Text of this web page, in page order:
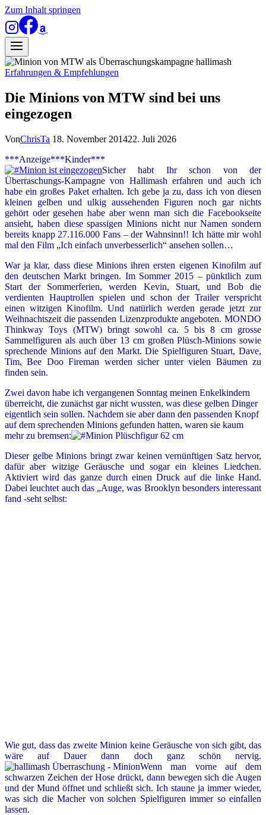
Zum Inhalt springen
Erfahrungen & Empfehlungen
Die Minions von MTW sind bei uns
eingezogen
VonChrisTa 18. November 201422. Juli 2026
***Anzeige***Kinder***
Sicher habt Ihr schon von der
Überraschungs-Kampagne von Hallimash erfahren und auch ich
habe ein großes Paket erhalten. Ich gebe ja zu, dass ich von diesen
kleinen gelben und ulkig aussehenden Figuren noch gar nichts
gehört oder gesehen habe aber wenn man sich die Facebookseite
ansieht, haben diese spassigen Minions nicht nur Namen sondern
bereits knapp 27.116.000 Fans – der Wahnsinn!! Ich hätte mir wohl
mal den Film „Ich einfach unverbesserlich“ ansehen sollen…
War ja klar, dass diese Minions ihren ersten eigenen Kinofilm auf
den deutschen Markt bringen. Im Sommer 2015 – pünktlich zum
Start der Sommerferien, werden Kevin, Stuart, und Bob die
verdienten Hauptrollen spielen und schon der Trailer verspricht
einen witzigen Kinofilm. Und natürlich werden gerade jetzt zur
Weihnachtszeit die passenden Lizenzprodukte angeboten. MONDO
Thinkway Toys (MTW) bringt sowohl ca. 5 bis 8 cm grosse
Sammelfiguren als auch über 13 cm großen Plüsch-Minions sowie
sprechende Minions auf den Markt. Die Spielfiguren Stuart, Dave,
Tim, Bee Doo Fireman werden sicher unter vielen Bäumen zu
finden sein.
Zwei davon habe ich vergangenen Sonntag meinen Enkelkindern
überreicht, die zunächst gar nicht wussten, was diese gelben Dinger
eigentlich sein sollen. Nachdem sie aber dann den passenden Knopf
auf dem sprechenden Minions gefunden hatten, waren sie kaum
mehr zu bremsen:
Dieser gelbe Minions bringt zwar keinen vernünftigen Satz hervor,
dafür aber witzige Geräusche und sogar ein kleines Liedchen.
Aktiviert wird das ganze durch einen Druck auf die linke Hand.
Dabei leuchtet auch das „Auge, was Brooklyn besonders interessant
fand -seht selbst:
Wie gut, dass das zweite Minion keine Geräusche von sich gibt, das
wäre auf Dauer dann doch ganz schön nervig.
Wenn man vorne auf dem
schwarzen Zeichen der Hose drückt, dann bewegen sich die Augen
und der Mund öffnet und schließt sich. Ich staune ja immer wieder,
was sich die Macher von solchen Spielfiguren immer so einfallen
lassen.